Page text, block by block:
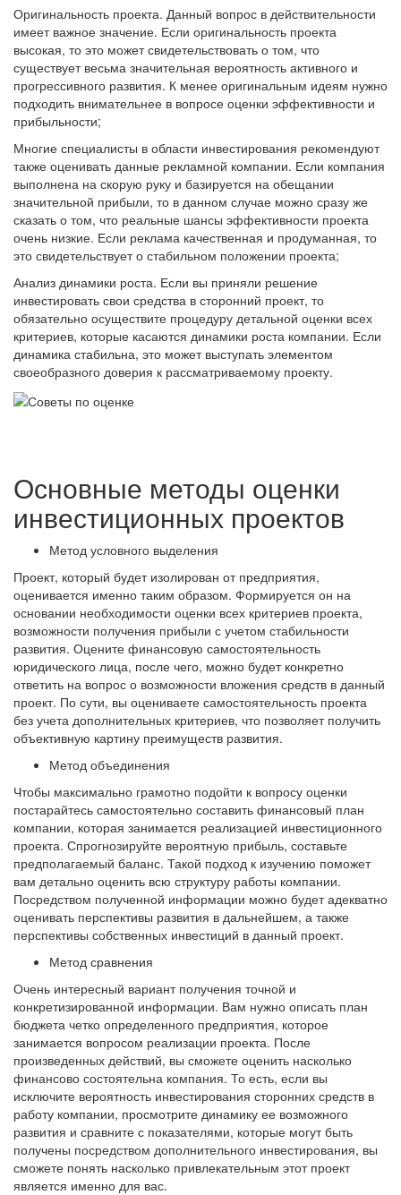
Оригинальность проекта. Данный вопрос в действительности
имеет важное значение. Если оригинальность проекта
высокая, то это может свидетельствовать о том, что
существует весьма значительная вероятность активного и
прогрессивного развития. К менее оригинальным идеям нужно
подходить внимательнее в вопросе оценки эффективности и
прибыльности;
Многие специалисты в области инвестирования рекомендуют
также оценивать данные рекламной компании. Если компания
выполнена на скорую руку и базируется на обещании
значительной прибыли, то в данном случае можно сразу же
сказать о том, что реальные шансы эффективности проекта
очень низкие. Если реклама качественная и продуманная, то
это свидетельствует о стабильном положении проекта;
Анализ динамики роста. Если вы приняли решение
инвестировать свои средства в сторонний проект, то
обязательно осуществите процедуру детальной оценки всех
критериев, которые касаются динамики роста компании. Если
динамика стабильна, это может выступать элементом
своеобразного доверия к рассматриваемому проекту.
Основные методы оценки
инвестиционных проектов
Метод условного выделения
Проект, который будет изолирован от предприятия,
оценивается именно таким образом. Формируется он на
основании необходимости оценки всех критериев проекта,
возможности получения прибыли с учетом стабильности
развития. Оцените финансовую самостоятельность
юридического лица, после чего, можно будет конкретно
ответить на вопрос о возможности вложения средств в данный
проект. По сути, вы оцениваете самостоятельность проекта
без учета дополнительных критериев, что позволяет получить
объективную картину преимуществ развития.
Метод объединения
Чтобы максимально грамотно подойти к вопросу оценки
постарайтесь самостоятельно составить финансовый план
компании, которая занимается реализацией инвестиционного
проекта. Спрогнозируйте вероятную прибыль, составьте
предполагаемый баланс. Такой подход к изучению поможет
вам детально оценить всю структуру работы компании.
Посредством полученной информации можно будет адекватно
оценивать перспективы развития в дальнейшем, а также
перспективы собственных инвестиций в данный проект.
Метод сравнения
Очень интересный вариант получения точной и
конкретизированной информации. Вам нужно описать план
бюджета четко определенного предприятия, которое
занимается вопросом реализации проекта. После
произведенных действий, вы сможете оценить насколько
финансово состоятельна компания. То есть, если вы
исключите вероятность инвестирования сторонних средств в
работу компании, просмотрите динамику ее возможного
развития и сравните с показателями, которые могут быть
получены посредством дополнительного инвестирования, вы
сможете понять насколько привлекательным этот проект
является именно для вас.